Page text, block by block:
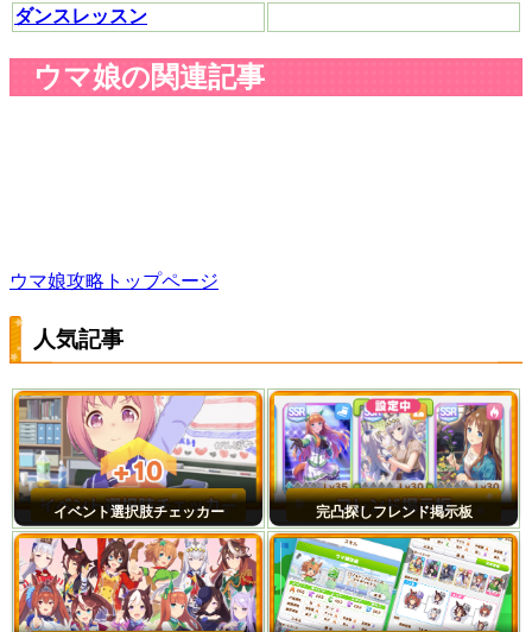
ダンスレッスン
ウマ娘の関連記事
ウマ娘攻略トップページ
人気記事
イベント選択肢チェッカー 完凸探しフレンド掲示板